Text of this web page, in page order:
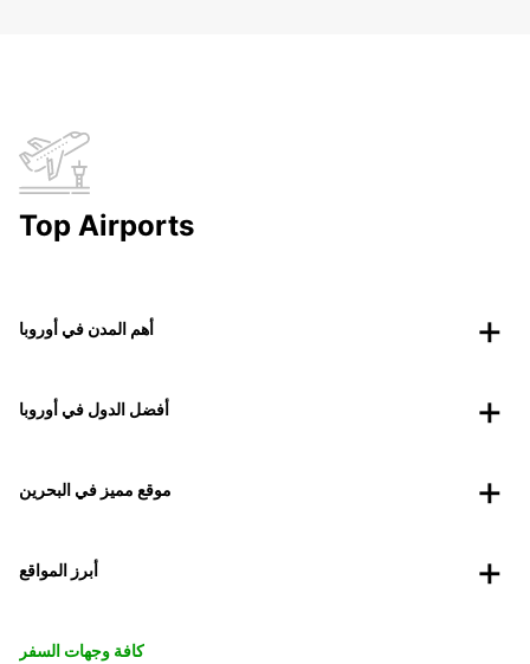
Top Airports
أهم المدن في أوروبا
أفضل الدول في أوروبا
موقع مميز في البحرين
أبرز المواقع
كافة وجهات السفر